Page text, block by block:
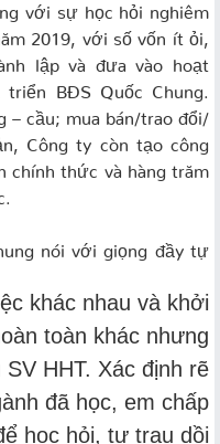
với sự học hỏi nghiêm
2019, với số vốn ít ỏi,
lập và đưa vào hoạt
BĐS Quốc Chung.
– cầu; mua bán/trao đổi/
Công ty còn tạo công
chính thức và hàng trăm
nói với giọng đầy tự
khác nhau và khởi
toàn khác nhưng
HHT. Xác định rẽ
đã học, em chấp
học hỏi, tự trau dồi